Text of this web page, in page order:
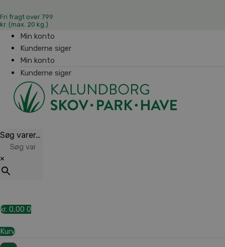
Fri fragt over 799
kr. (max. 20 kg.)
Min konto
Kunderne siger
Min konto
Kunderne siger
Søg varer…
×
kr. 0,00 0
Kurv